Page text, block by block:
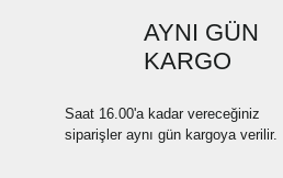
AYNI GÜN
KARGO
Saat 16.00'a kadar vereceğiniz
siparişler aynı gün kargoya verilir.